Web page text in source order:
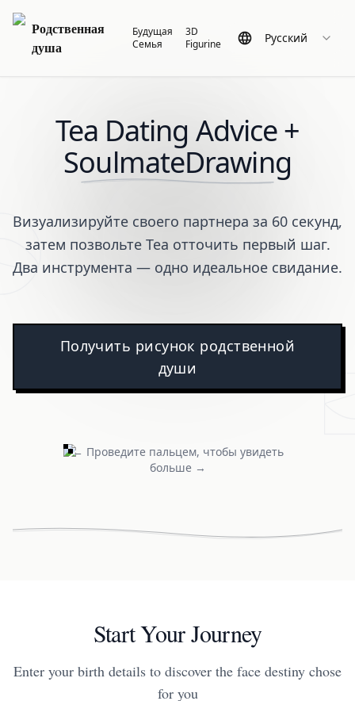
Родственная
душа
Будущая
Семья
3D
Figurine
Русский
Tea Dating Advice +
SoulmateDrawing
Визуализируйте своего партнера за 60 секунд,
затем позвольте Tea отточить первый шаг.
Два инструмента — одно идеальное свидание.
Получить рисунок родственной
души
← Проведите пальцем, чтобы увидеть
больше →
Start Your Journey
Enter your birth details to discover the face destiny chose
for you